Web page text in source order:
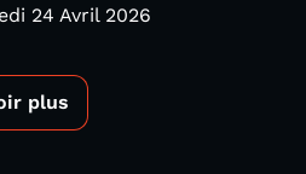
24 Avril 2026
plus